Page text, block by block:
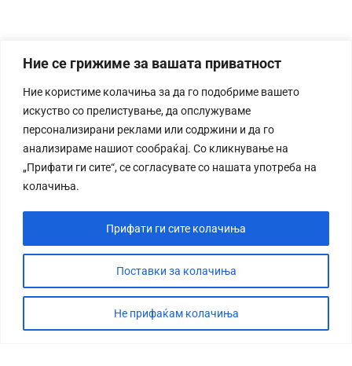
Ние се грижиме за вашата приватност
Ние користиме колачиња за да го подобриме вашето
искуство со прелистување, да опслужуваме
персонализирани реклами или содржини и да го
анализираме нашиот сообраќај. Со кликнување на
„Прифати ги сите“, се согласувате со нашата употреба на
колачиња.
Поставки за колачиња
Не прифаќам колачиња
Прифати ги сите колачиња